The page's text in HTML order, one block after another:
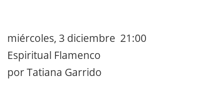
miércoles, 3 diciembre 21:00
Espiritual Flamenco
por Tatiana Garrido